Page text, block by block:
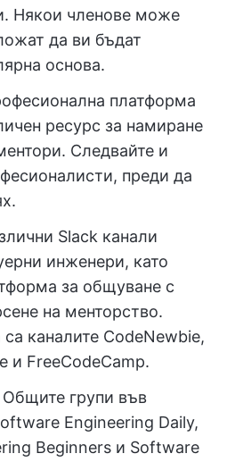
Някои членове може
да ви бъдат
основа.
платформа
ресурс за намиране
Следвайте и
преди да
Slack канали
инженери, като
за общуване с
на менторство.
каналите CodeNewbie,
и FreeCodeCamp.
Общите групи във
Engineering Daily,
Beginners и Software